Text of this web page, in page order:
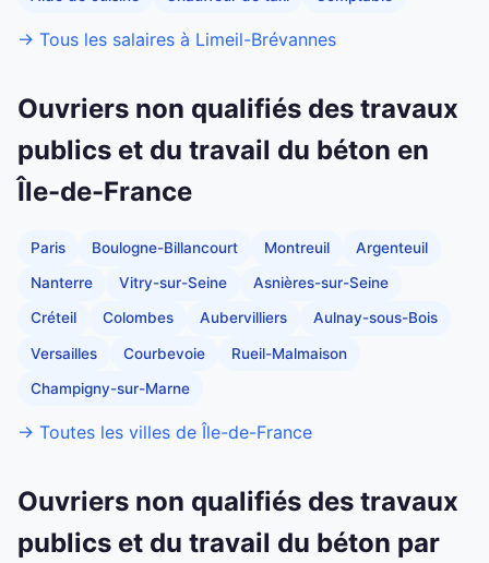
→ Tous les salaires à Limeil-Brévannes
Ouvriers non qualifiés des travaux
publics et du travail du béton en
Île-de-France
Paris Boulogne-Billancourt Montreuil Argenteuil
Nanterre Vitry-sur-Seine Asnières-sur-Seine
Créteil Colombes Aubervilliers Aulnay-sous-Bois
Versailles Courbevoie Rueil-Malmaison
Champigny-sur-Marne
→ Toutes les villes de Île-de-France
Ouvriers non qualifiés des travaux
publics et du travail du béton par